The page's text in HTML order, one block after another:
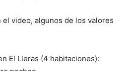
video, algunos de los valores
El Lleras (4 habitaciones):